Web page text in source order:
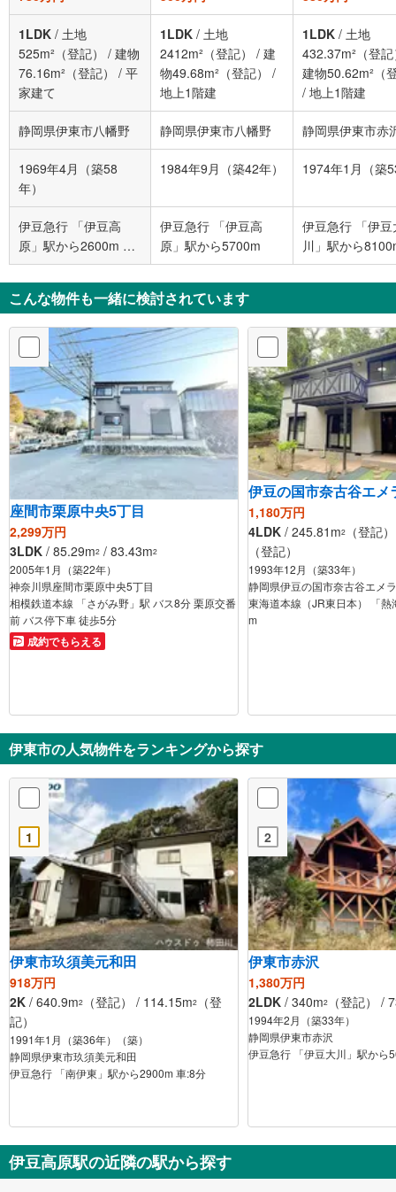
1LDK / 土地
525m²（登記）
/ 建物
76.16m²（登記）
/ 平
家建て
1LDK / 土地
2412m²（登記）
/ 建
物49.68m²（登記）
/
地上1階建
1LDK / 土地
432.37m²（登
建物50.62m²（
/ 地上1階建
静岡県伊東市八幡野 静岡県伊東市八幡野 静岡県伊東市赤
1969年4月（築58
年）
1984年9月（築42年） 1974年1月（築
伊豆急行 「伊豆高
原」駅から2600m や
まも口
伊豆急行 「伊豆高
原」駅から5700m
伊豆急行 「伊豆
川」駅から
こんな物件も一緒に検討されています
座間市栗原中央5丁目
2,299万円
3LDK / 85.29m2 / 83.43m2
2005年1月（築22年）
神奈川県座間市栗原中央5丁目
相模鉄道本線 「さがみ野」駅 バス8分 栗原交番
前 バス停下車 徒歩5分
成約でもらえる
伊豆の国市奈古谷エメ
1,180万円
4LDK / 245.81m2
（登記
（登記）
1993年12月（築33年）
静岡県伊豆の国市奈古谷エメ
東海道本線（JR東日本） 「
m
伊東市の人気物件をランキングから探す
1
伊東市玖須美元和田
918万円
2K / 640.9m2 （登記） / 114.15m2
（登
記）
1991年1月（築36年）（築）
静岡県伊東市玖須美元和田
伊豆急行 「南伊東」駅から2900m 車:8分
2
伊東市赤沢
1,380万円
2LDK / 340m2 （登記） /
1994年2月（築33年）
静岡県伊東市赤沢
伊豆急行 「伊豆大川」駅から
伊豆高原駅の近隣の駅から探す